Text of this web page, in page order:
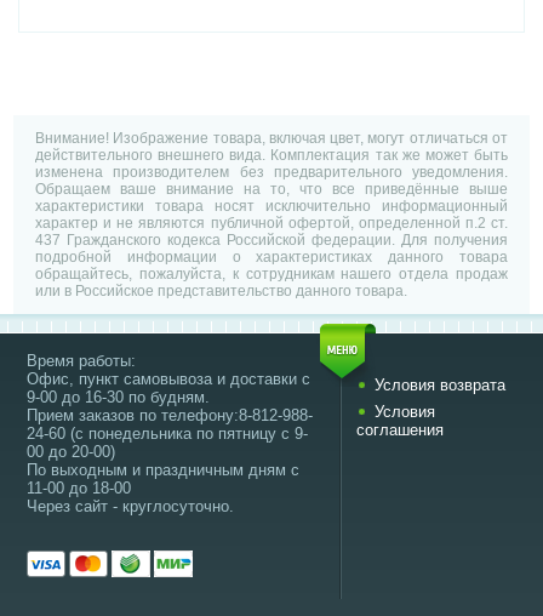
Внимание! Изображение товара, включая цвет, могут отличаться от
действительного внешнего вида. Комплектация так же может быть
изменена производителем без предварительного уведомления.
Обращаем ваше внимание на то, что все приведённые выше
характеристики товара носят исключительно информационный
характер и не являются публичной офертой, определенной п.2 ст.
437 Гражданского кодекса Российской федерации. Для получения
подробной информации о характеристиках данного товара
обращайтесь, пожалуйста, к сотрудникам нашего отдела продаж
или в Российское представительство данного товара.
Время работы:
Офис, пункт самовывоза и доставки с
9-00 до 16-30 по будням.
Прием заказов по телефону:8-812-988-
24-60 (с понедельника по пятницу с 9-
00 до 20-00)
По выходным и праздничным дням с
11-00 до 18-00
Через сайт - круглосуточно.
Условия возврата
Условия
соглашения